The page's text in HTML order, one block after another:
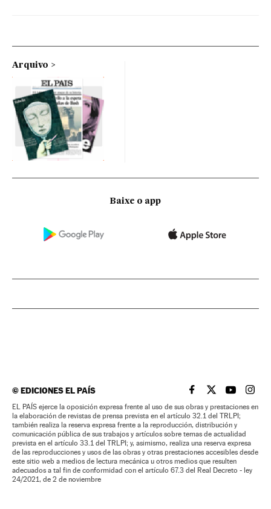
Arquivo
Baixe o app
©EDICIONES EL PAÍS EL PAÍS BRASIL EN
EL PAÍSEL PAÍS
EL
EL PAÍS ejerce la oposición expresa frente al uso de sus obras y prestaciones en
la elaboración de revistas de prensa prevista en el artículo 32.1 del TRLPI;
también realiza la reserva expresa frente a la reproducción, distribución y
comunicación pública de sus trabajos y artículos sobre temas de actualidad
prevista en el artículo 33.1 del TRLPI; y, asimismo, realiza una reserva expresa
de las reproducciones y usos de las obras y otras prestaciones accesibles desde
este sitio web a medios de lectura mecánica u otros medios que resulten
adecuados a tal fin de conformidad con el artículo 67.3 del Real Decreto - ley
24/2021, de 2 de noviembre